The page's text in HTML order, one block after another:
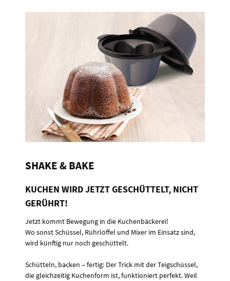
SHAKE & BAKE
KUCHEN WIRD JETZT GESCHÜTTELT, NICHT
GERÜHRT!
Jetzt kommt Bewegung in die Kuchenbäckerei!
Wo sonst Schüssel, Rührlöffel und Mixer im Einsatz sind,
wird künftig nur noch geschüttelt.
Schütteln, backen – fertig: Der Trick mit der Teigschüssel,
die gleichzeitig Kuchenform ist, funktioniert perfekt. Weil